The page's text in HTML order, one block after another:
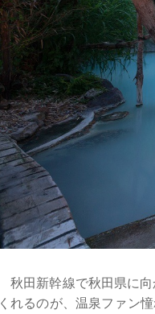
秋田新幹線で秋田県に向
くれるのが、温泉ファン